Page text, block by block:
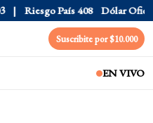
Riesgo País 408 Dólar Oficial
Suscribite por $10.000
EN VIVO